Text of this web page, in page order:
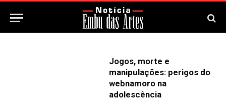
Jogos, morte e
manipulações: perigos do
webnamoro na
adolescência